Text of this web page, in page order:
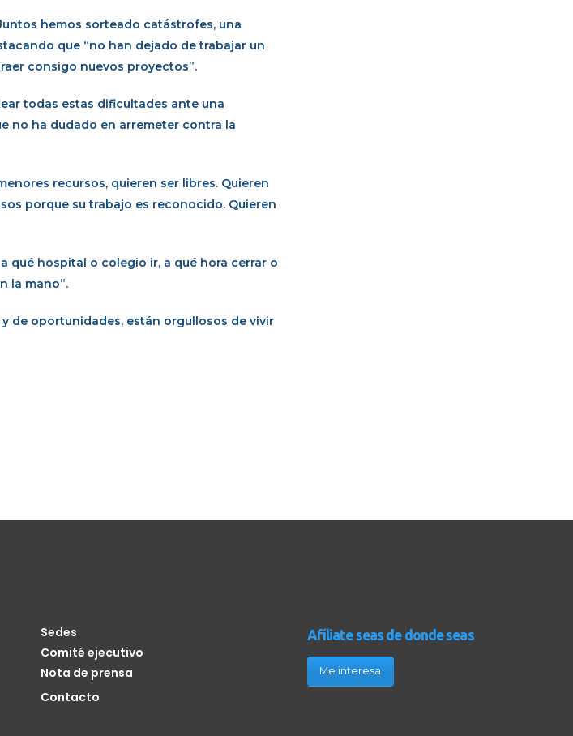
hemos sorteado catástrofes, una
que “no han dejado de trabajar un
consigo nuevos proyectos”.
todas estas dificultades ante una
no ha dudado en arremeter contra la
recursos, quieren ser libres. Quieren
porque su trabajo es reconocido. Quieren
qué hospital o colegio ir, a qué hora cerrar o
la mano”.
de oportunidades, están orgullosos de vivir
Sedes
Comité ejecutivo
Nota de prensa
Contacto
Afíliate seas de donde seas
Me interesa